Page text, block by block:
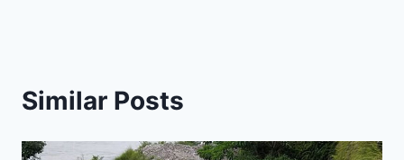
Similar Posts